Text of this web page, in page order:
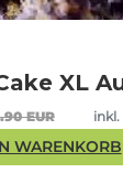
XL
EUR inkl.
WARENKORB